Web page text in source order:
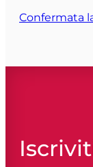
Confermata